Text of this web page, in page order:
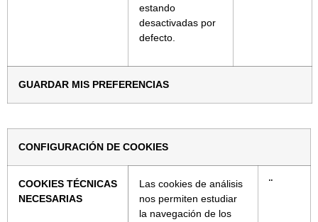
estando
desactivadas por
defecto.
GUARDAR MIS PREFERENCIAS
CONFIGURACIÓN DE COOKIES
COOKIES TÉCNICAS
NECESARIAS
Las cookies de análisis
nos permiten estudiar
la navegación de los
¨